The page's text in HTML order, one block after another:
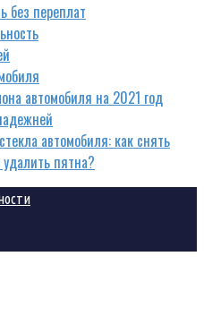
без переплат
автомобиля на 2021 год
автомобиля: как снять
пятна?